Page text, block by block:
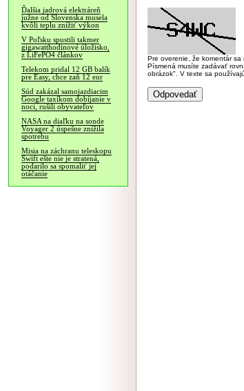
Ďalšia jadrová elektráreň
južne od Slovenska musela
kvôli teplu znížiť výkon
V Poľsku spustili takmer
gigawatthodinové úložisko,
z LiFePO4 článkov
Telekom pridal 12 GB balík
pre Easy, chce zaň 12 eur
Súd zakázal samojazdiacim
Google taxíkom dobíjanie v
noci, rušili obyvateľov
NASA na diaľku na sonde
Voyager 2 úspešne znížila
spotrebu
Misia na záchranu teleskopu
Swift ešte nie je stratená,
podarilo sa spomaliť jej
otáčanie
Pre overenie, že komentár sa
Písmená musíte zadávať
obrázok". V texte sa